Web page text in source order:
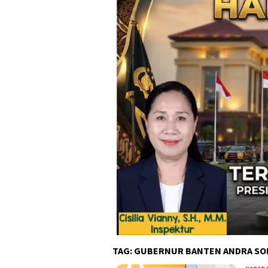
TAG: GUBERNUR BANTEN ANDRA